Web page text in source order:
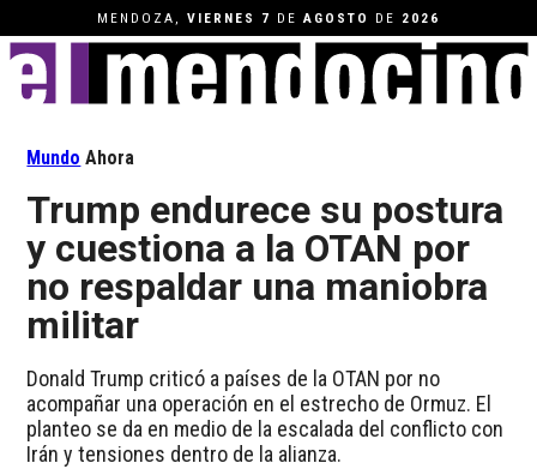
MENDOZA, VIERNES 7 DEAGOSTO DE 2026
Mundo Ahora
Trump endurece su postura
y cuestiona a la OTAN por
no respaldar una maniobra
militar
Donald Trump criticó a países de la OTAN por no
acompañar una operación en el estrecho de Ormuz. El
planteo se da en medio de la escalada del conflicto con
Irán y tensiones dentro de la alianza.